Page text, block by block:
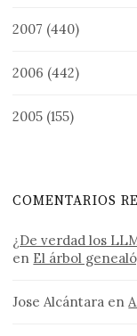
2007 (440)
2006 (442)
2005 (155)
COMENTARIOS
¿De verdad los
en El árbol
Jose Alcántara en